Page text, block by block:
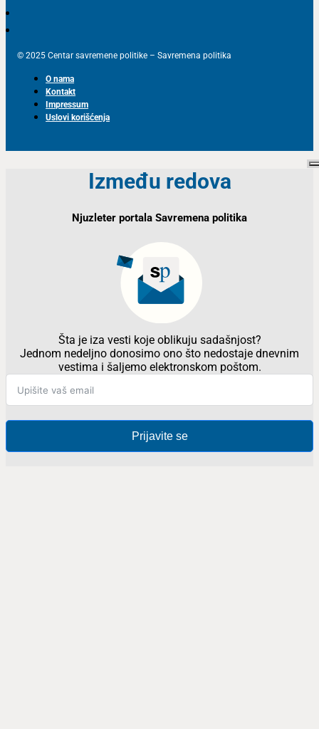
© 2025 Centar savremene politike – Savremena politika
O nama
Kontakt
Impressum
Uslovi korišćenja
Između redova
Njuzleter portala Savremena politika
Šta je iza vesti koje oblikuju sadašnjost?
Jednom nedeljno donosimo ono što nedostaje dnevnim
vestima i šaljemo elektronskom poštom.
Prijavite se